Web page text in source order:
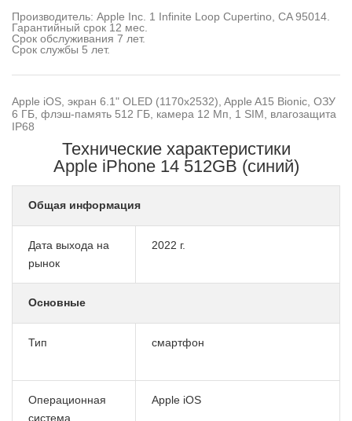
Производитель: Apple Inc. 1 Infinite Loop Cupertino, CA 95014.
Гарантийный срок 12 мес.
Срок обслуживания 7 лет.
Срок службы 5 лет.
Apple iOS, экран 6.1" OLED (1170x2532), Apple A15 Bionic, ОЗУ
6 ГБ, флэш-память 512 ГБ, камера 12 Мп, 1 SIM, влагозащита
IP68
Технические характеристики
Apple iPhone 14 512GB (синий)
Общая информация
Дата выхода на
рынок
2022 г.
Основные
Тип смартфон
Операционная
система
Apple iOS